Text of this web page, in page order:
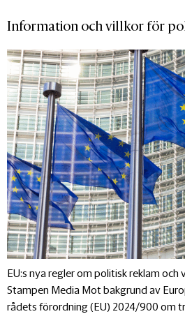
Information och villkor för
EU:s nya regler om politisk reklam och
Stampen Media Mot bakgrund av
rådets förordning (EU) 2024/900 om